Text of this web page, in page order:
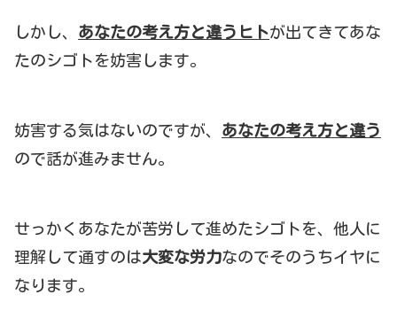
しかし、 あなたの考え方と違うヒトが出てきてあな
たのシゴトを妨害します。
妨害する気はないのですが、 あなたの考え方と違う
ので話が進みません。
せっかくあなたが苦労して進めたシゴトを、他人に
理解して通すのは大変な労力なのでそのうちイヤに
なります。